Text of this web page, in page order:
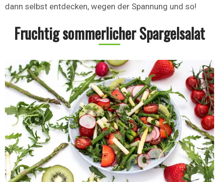
dann selbst entdecken, wegen der Spannung und so!
Fruchtig sommerlicher Spargelsalat